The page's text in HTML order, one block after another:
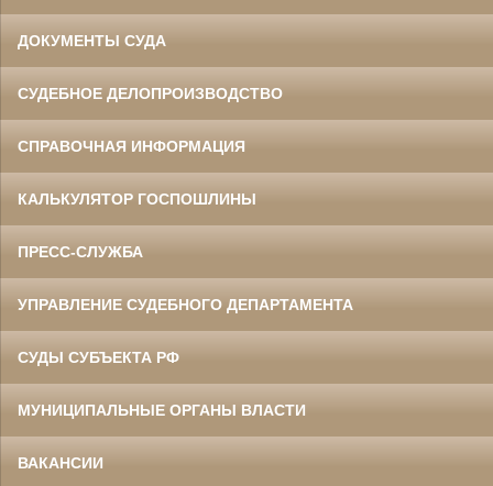
ДОКУМЕНТЫ СУДА
СУДЕБНОЕ ДЕЛОПРОИЗВОДСТВО
СПРАВОЧНАЯ ИНФОРМАЦИЯ
КАЛЬКУЛЯТОР ГОСПОШЛИНЫ
ПРЕСС-СЛУЖБА
УПРАВЛЕНИЕ СУДЕБНОГО ДЕПАРТАМЕНТА
СУДЫ СУБЪЕКТА РФ
МУНИЦИПАЛЬНЫЕ ОРГАНЫ ВЛАСТИ
ВАКАНСИИ